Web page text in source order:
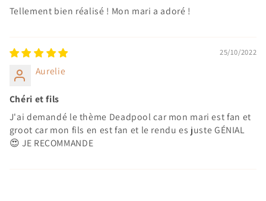
Tellement bien réalisé ! Mon mari a adoré !
25/10/2022
Aurelie
Chéri et fils
J'ai demandé le thème Deadpool car mon mari est fan et
groot car mon fils en est fan et le rendu es juste GÉNIAL
😍 JE RECOMMANDE